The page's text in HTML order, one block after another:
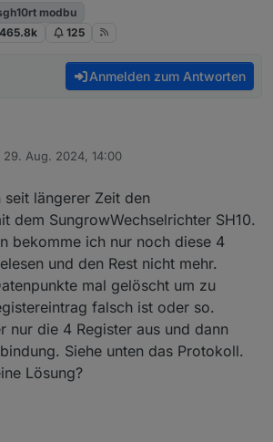
modbu
465.8k 125
Anmelden zum Antworten
29. Aug. 2024, 14:00
von
längerer Zeit den
dem SungrowWechselrichter SH10.
bekomme ich nur noch diese 4
und den Rest nicht mehr.
mal gelöscht um zu
falsch ist oder so.
nur die 4 Register aus und dann
Siehe unten das Protokoll.
Lösung?